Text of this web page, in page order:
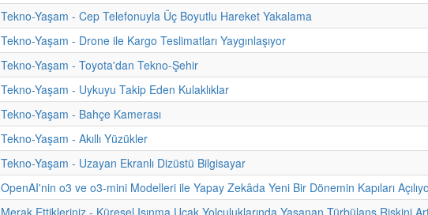
Tekno-Yaşam - Cep Telefonuyla Üç Boyutlu Hareket Yakalama
Tekno-Yaşam - Drone ile Kargo Teslimatları Yaygınlaşıyor
Tekno-Yaşam - Toyota'dan Tekno-Şehir
Tekno-Yaşam - Uykuyu Takip Eden Kulaklıklar
Tekno-Yaşam - Bahçe Kamerası
Tekno-Yaşam - Akıllı Yüzükler
Tekno-Yaşam - Uzayan Ekranlı Dizüstü Bilgisayar
OpenAI'nin o3 ve o3-mini Modelleri ile Yapay Zekâda Yeni Bir Dönemin Kapıları
Merak Ettikleriniz - Küresel Isınma Uçak Yolculuklarında Yaşanan Türbülans Riskini